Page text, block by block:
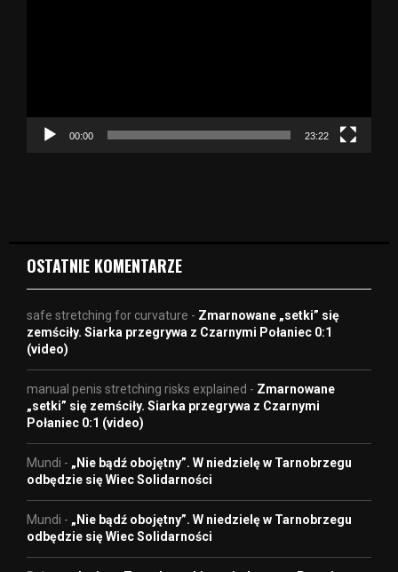
c
00:00 23:22
OSTATNIE KOMENTARZE
safe stretching for curvature - Zmarnowane „setki” się
zemściły. Siarka przegrywa z Czarnymi Połaniec 0:1
(video)
manual penis stretching risks explained - Zmarnowane
„setki” się zemściły. Siarka przegrywa z Czarnymi
Połaniec 0:1 (video)
Mundi - „Nie bądź obojętny”. W niedzielę w Tarnobrzegu
odbędzie się Wiec Solidarności
Mundi - „Nie bądź obojętny”. W niedzielę w Tarnobrzegu
odbędzie się Wiec Solidarności